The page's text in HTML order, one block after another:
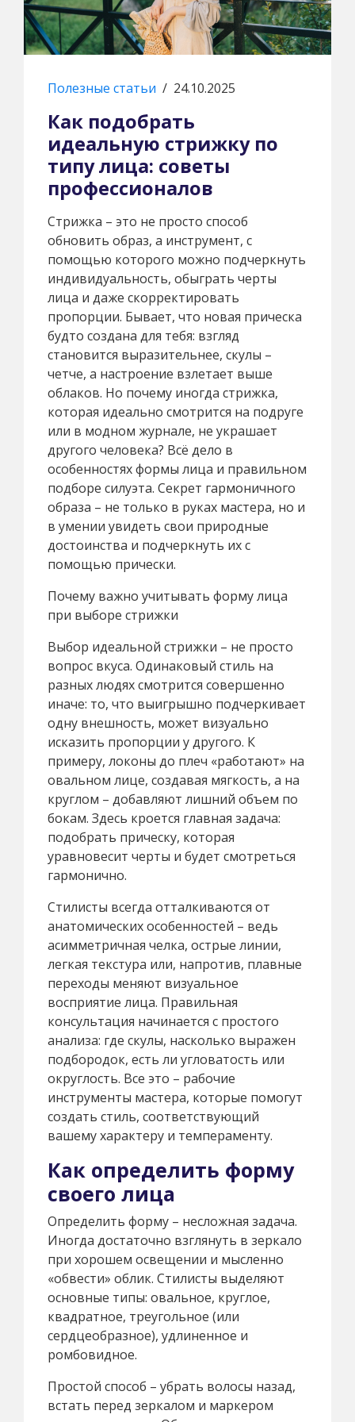
Полезные статьи / 24.10.2025
Как подобрать
идеальную стрижку по
типу лица: советы
профессионалов
Стрижка – это не просто способ
обновить образ, а инструмент, с
помощью которого можно подчеркнуть
индивидуальность, обыграть черты
лица и даже скорректировать
пропорции. Бывает, что новая прическа
будто создана для тебя: взгляд
становится выразительнее, скулы –
четче, а настроение взлетает выше
облаков. Но почему иногда стрижка,
которая идеально смотрится на подруге
или в модном журнале, не украшает
другого человека? Всё дело в
особенностях формы лица и правильном
подборе силуэта. Секрет гармоничного
образа – не только в руках мастера, но и
в умении увидеть свои природные
достоинства и подчеркнуть их с
помощью прически.
Почему важно учитывать форму лица
при выборе стрижки
Выбор идеальной стрижки – не просто
вопрос вкуса. Одинаковый стиль на
разных людях смотрится совершенно
иначе: то, что выигрышно подчеркивает
одну внешность, может визуально
исказить пропорции у другого. К
примеру, локоны до плеч «работают» на
овальном лице, создавая мягкость, а на
круглом – добавляют лишний объем по
бокам. Здесь кроется главная задача:
подобрать прическу, которая
уравновесит черты и будет смотреться
гармонично.
Стилисты всегда отталкиваются от
анатомических особенностей – ведь
асимметричная челка, острые линии,
легкая текстура или, напротив, плавные
переходы меняют визуальное
восприятие лица. Правильная
консультация начинается с простого
анализа: где скулы, насколько выражен
подбородок, есть ли угловатость или
округлость. Все это – рабочие
инструменты мастера, которые помогут
создать стиль, соответствующий
вашему характеру и темпераменту.
Как определить форму
своего лица
Определить форму – несложная задача.
Иногда достаточно взглянуть в зеркало
при хорошем освещении и мысленно
«обвести» облик. Стилисты выделяют
основные типы: овальное, круглое,
квадратное, треугольное (или
сердцеобразное), удлиненное и
ромбовидное.
Простой способ – убрать волосы назад,
встать перед зеркалом и маркером